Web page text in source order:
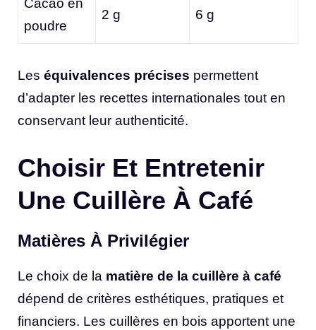
Cacao en
poudre
2 g 6 g
Les équivalences précises permettent
d’adapter les recettes internationales tout en
conservant leur authenticité.
Choisir Et Entretenir
Une Cuillère À Café
Matières À Privilégier
Le choix de la matière de la cuillère à café
dépend de critères esthétiques, pratiques et
financiers. Les cuillères en bois apportent une